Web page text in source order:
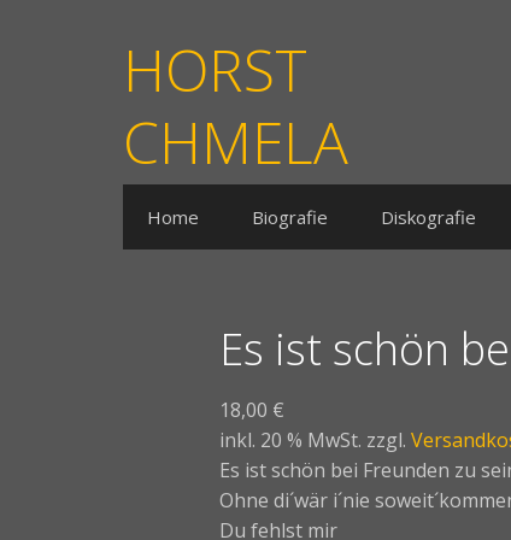
HORST
CHMELA
Home Biografie Diskografie
Es ist schön
18,00 €
inkl. 20 % MwSt. zzgl.
Es ist schön bei Freunden zu
Ohne di´wär i´nie
Du fehlst mir